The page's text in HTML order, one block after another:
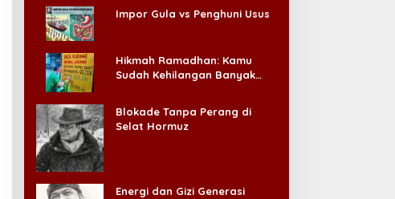
Impor Gula vs Penghuni Usus
Hikmah Ramadhan: Kamu
Sudah Kehilangan Banyak
Blokade Tanpa Perang di
Selat Hormuz
Energi dan Gizi Generasi